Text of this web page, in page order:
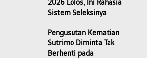
2026 Lolos, Ini Rahasia
Sistem Seleksinya
Pengusutan Kematian
Sutrimo Diminta Tak
Berhenti pada